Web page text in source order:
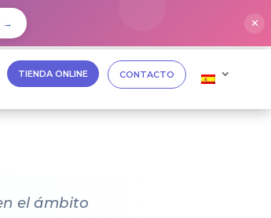
→ ✕
TIENDA ONLINE CONTACTO
el ámbito